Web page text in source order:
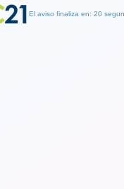
El aviso finaliza en: 19